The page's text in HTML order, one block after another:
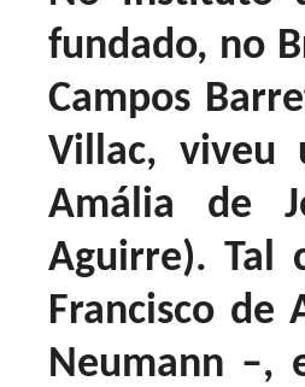
fundado, no
Campos
Villac, viveu
Amália de
Aguirre). Tal
Francisco de
Neumann –,